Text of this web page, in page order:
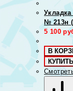
№ 213н
5 100
В